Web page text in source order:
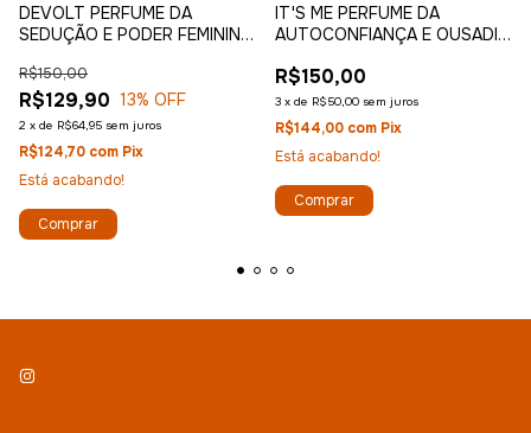
DEVOLT PERFUME DA
SEDUÇÃO E PODER FEMININO
R$129,90
R$150,00
13% OFF
2 x de R$64,95 sem juros
R$124,70 com Pix
Está acabando!
IT'S ME PERFUME DA
AUTOCONFIANÇA E OUSADIA
ME
R$150,00
3 x de R$50,00 sem juros
R$144,00 com Pix
Está acabando!